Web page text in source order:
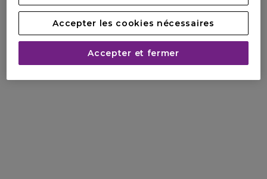
Accepter les cookies nécessaires
Accepter et fermer